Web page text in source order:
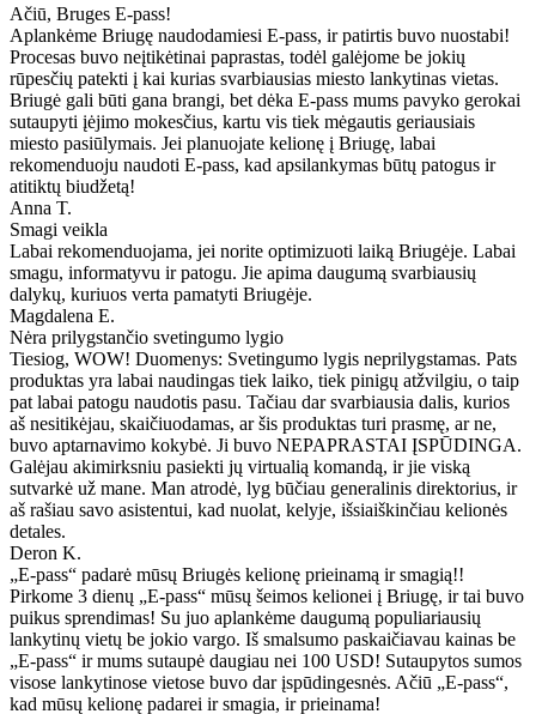
Ačiū, Bruges E-pass!
Aplankėme Briugę naudodamiesi E-pass, ir patirtis buvo nuostabi!
Procesas buvo neįtikėtinai paprastas, todėl galėjome be jokių
rūpesčių patekti į kai kurias svarbiausias miesto lankytinas vietas.
Briugė gali būti gana brangi, bet dėka E-pass mums pavyko gerokai
sutaupyti įėjimo mokesčius, kartu vis tiek mėgautis geriausiais
miesto pasiūlymais. Jei planuojate kelionę į Briugę, labai
rekomenduoju naudoti E-pass, kad apsilankymas būtų patogus ir
atitiktų biudžetą!
Anna T.
Smagi veikla
Labai rekomenduojama, jei norite optimizuoti laiką Briugėje. Labai
smagu, informatyvu ir patogu. Jie apima daugumą svarbiausių
dalykų, kuriuos verta pamatyti Briugėje.
Magdalena E.
Nėra prilygstančio svetingumo lygio
Tiesiog, WOW! Duomenys: Svetingumo lygis neprilygstamas. Pats
produktas yra labai naudingas tiek laiko, tiek pinigų atžvilgiu, o taip
pat labai patogu naudotis pasu. Tačiau dar svarbiausia dalis, kurios
aš nesitikėjau, skaičiuodamas, ar šis produktas turi prasmę, ar ne,
buvo aptarnavimo kokybė. Ji buvo NEPAPRASTAI ĮSPŪDINGA.
Galėjau akimirksniu pasiekti jų virtualią komandą, ir jie viską
sutvarkė už mane. Man atrodė, lyg būčiau generalinis direktorius, ir
aš rašiau savo asistentui, kad nuolat, kelyje, išsiaiškinčiau kelionės
detales.
Deron K.
„E-pass“ padarė mūsų Briugės kelionę prieinamą ir smagią!!
Pirkome 3 dienų „E-pass“ mūsų šeimos kelionei į Briugę, ir tai buvo
puikus sprendimas! Su juo aplankėme daugumą populiariausių
lankytinų vietų be jokio vargo. Iš smalsumo paskaičiavau kainas be
„E-pass“ ir mums sutaupė daugiau nei 100 USD! Sutaupytos sumos
visose lankytinose vietose buvo dar įspūdingesnės. Ačiū „E-pass“,
kad mūsų kelionę padarei ir smagia, ir prieinama!